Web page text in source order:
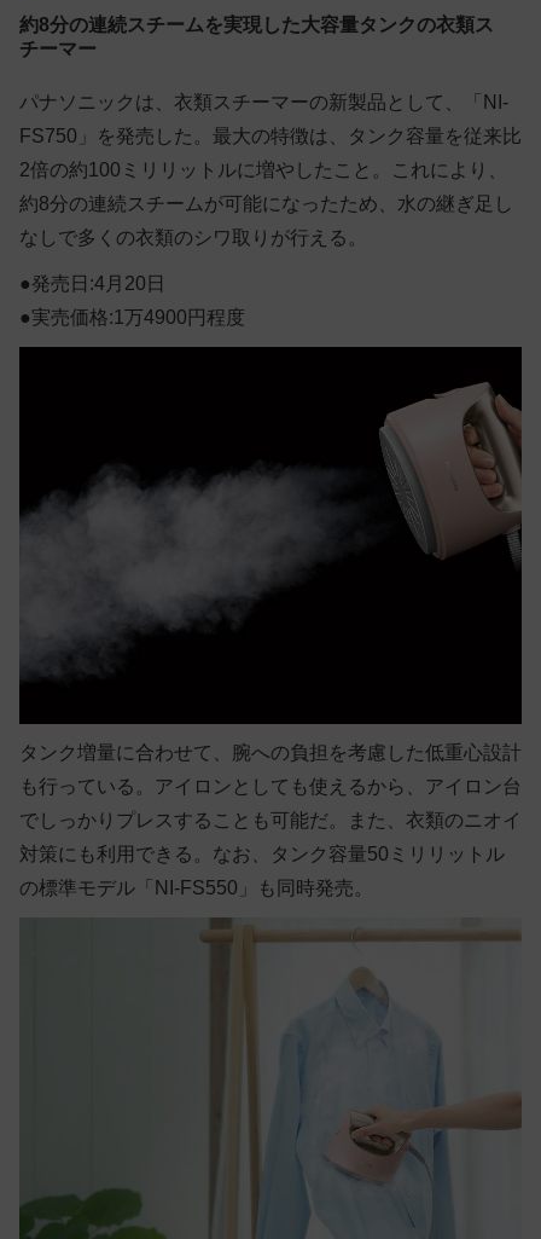
約8分の連続スチームを実現した大容量タンクの衣類ス
チーマー
パナソニックは、衣類スチーマーの新製品として、「NI-
FS750」を発売した。最大の特徴は、タンク容量を従来比
2倍の約100ミリリットルに増やしたこと。これにより、
約8分の連続スチームが可能になったため、水の継ぎ足し
なしで多くの衣類のシワ取りが行える。
●発売日:4月20日
●実売価格:1万4900円程度
タンク増量に合わせて、腕への負担を考慮した低重心設計
も行っている。アイロンとしても使えるから、アイロン台
でしっかりプレスすることも可能だ。また、衣類のニオイ
対策にも利用できる。なお、タンク容量50ミリリットル
の標準モデル「NI-FS550」も同時発売。